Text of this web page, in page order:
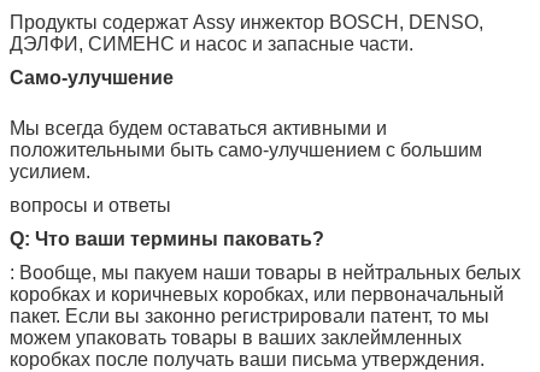
Продукты содержат Assy инжектор BOSCH, DENSO,
ДЭЛФИ, СИМЕНС и насос и запасные части.
Само-улучшение
Мы всегда будем оставаться активными и
положительными быть само-улучшением с большим
усилием.
вопросы и ответы
Q: Что ваши термины паковать?
: Вообще, мы пакуем наши товары в нейтральных белых
коробках и коричневых коробках, или первоначальный
пакет. Если вы законно регистрировали патент, то мы
можем упаковать товары в ваших заклеймленных
коробках после получать ваши письма утверждения.